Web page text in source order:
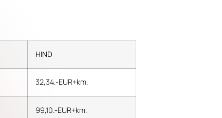
HIND
32,34.-EUR+km.
99,10.-EUR+km.